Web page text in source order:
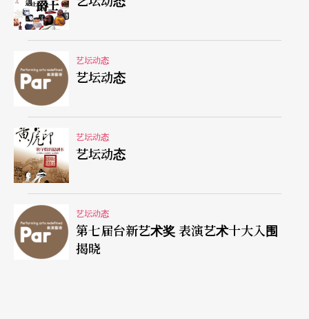
来自俄国瓦加诺娃舞蹈学院。这次来台甄试的校长
Marat Daukayev，本身也是基洛夫芭蕾舞团的知名
舞星，预计将在4月12日分「10～13岁」与「14～2
1岁」两组甄试，地点在台北市双园文艺中心（台北
市万华区8兴义街2号）。报名详请可参活动部落格
www.wretch.cc/blog/balletkenny或电0912258477
王老师。（庄珮瑶）
艺坛动态
艺坛动态
艺坛动态
艺坛动态
艺坛动态
第七届台新艺术奖 表演艺术十大入围
揭晓